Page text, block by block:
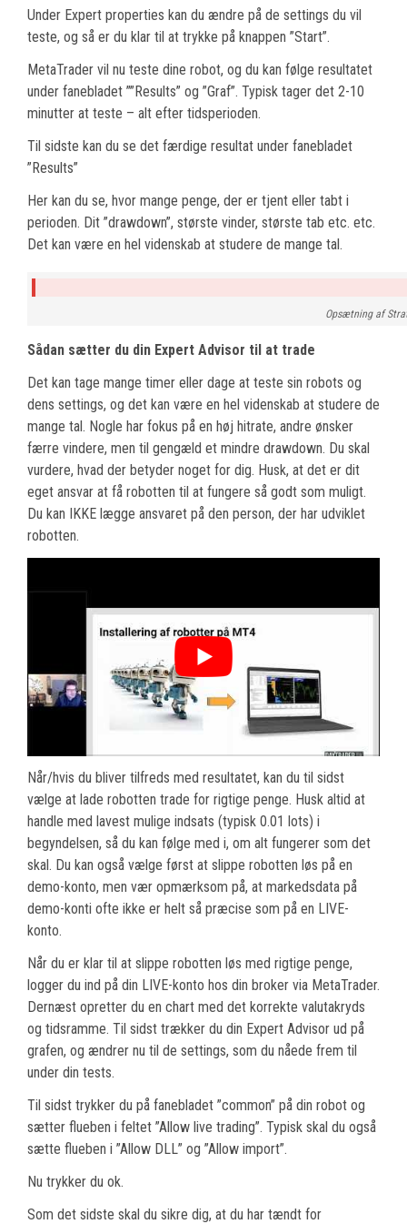
Under Expert properties kan du ændre på de settings du vil
teste, og så er du klar til at trykke på knappen ”Start”.
MetaTrader vil nu teste dine robot, og du kan følge resultatet
under fanebladet ””Results” og ”Graf”. Typisk tager det 2-10
minutter at teste – alt efter tidsperioden.
Til sidste kan du se det færdige resultat under fanebladet
”Results”
Her kan du se, hvor mange penge, der er tjent eller tabt i
perioden. Dit ”drawdown”, største vinder, største tab etc. etc.
Det kan være en hel videnskab at studere de mange tal.
Opsætning af
Sådan sætter du din Expert Advisor til at trade
Det kan tage mange timer eller dage at teste sin robots og
dens settings, og det kan være en hel videnskab at studere de
mange tal. Nogle har fokus på en høj hitrate, andre ønsker
færre vindere, men til gengæld et mindre drawdown. Du skal
vurdere, hvad der betyder noget for dig. Husk, at det er dit
eget ansvar at få robotten til at fungere så godt som muligt.
Du kan IKKE lægge ansvaret på den person, der har udviklet
robotten.
Når/hvis du bliver tilfreds med resultatet, kan du til sidst
vælge at lade robotten trade for rigtige penge. Husk altid at
handle med lavest mulige indsats (typisk 0.01 lots) i
begyndelsen, så du kan følge med i, om alt fungerer som det
skal. Du kan også vælge først at slippe robotten løs på en
demo-konto, men vær opmærksom på, at markedsdata på
demo-konti ofte ikke er helt så præcise som på en LIVE-
konto.
Når du er klar til at slippe robotten løs med rigtige penge,
logger du ind på din LIVE-konto hos din broker via MetaTrader.
Dernæst opretter du en chart med det korrekte valutakryds
og tidsramme. Til sidst trækker du din Expert Advisor ud på
grafen, og ændrer nu til de settings, som du nåede frem til
under din tests.
Til sidst trykker du på fanebladet ”common” på din robot og
sætter flueben i feltet ”Allow live trading”. Typisk skal du også
sætte flueben i ”Allow DLL” og ”Allow import”.
Nu trykker du ok.
Som det sidste skal du sikre dig, at du har tændt for